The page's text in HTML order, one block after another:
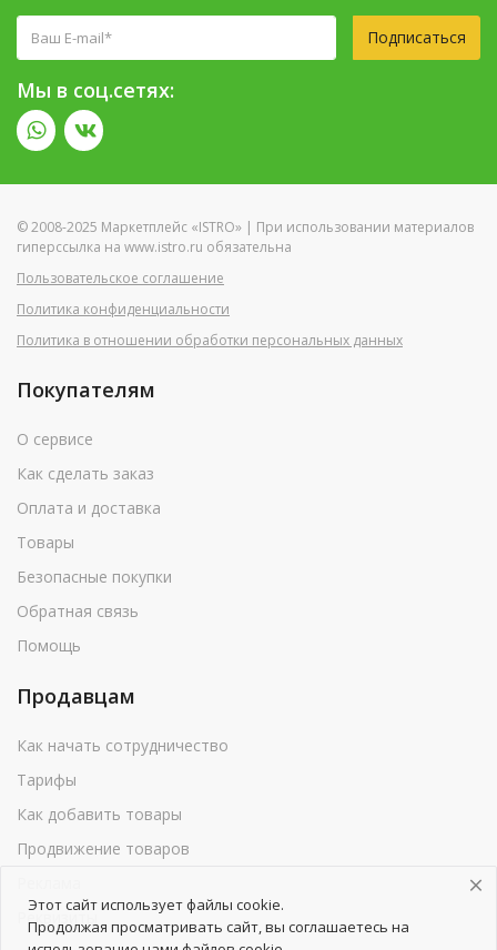
Подписаться
Мы в соц.сетях:
© 2008-2025 Маркетплейс «ISTRO» | При использовании материалов
гиперссылка на www.istro.ru обязательна
Пользовательское соглашение
Политика конфиденциальности
Политика в отношении обработки персональных данных
Покупателям
О сервисе
Как сделать заказ
Оплата и доставка
Товары
Безопасные покупки
Обратная связь
Помощь
Продавцам
Как начать сотрудничество
Тарифы
Как добавить товары
Продвижение товаров
Реквизиты
Этот сайт использует файлы cookie.
Продолжая просматривать сайт, вы соглашаетесь на